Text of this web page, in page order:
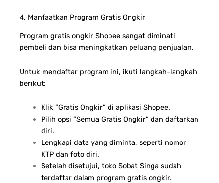
4. Manfaatkan Program Gratis Ongkir
Program gratis ongkir Shopee sangat diminati
pembeli dan bisa meningkatkan peluang penjualan.
Untuk mendaftar program ini, ikuti langkah-langkah
berikut:
Klik “Gratis Ongkir” di aplikasi Shopee.
Pilih opsi “Semua Gratis Ongkir” dan daftarkan
diri.
Lengkapi data yang diminta, seperti nomor
KTP dan foto diri.
Setelah disetujui, toko Sobat Singa sudah
terdaftar dalam program gratis ongkir.